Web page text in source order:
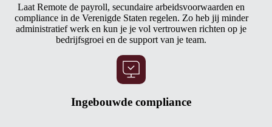
Laat Remote de payroll, secundaire arbeidsvoorwaarden en
compliance in de Verenigde Staten regelen. Zo heb jij minder
administratief werk en kun je je vol vertrouwen richten op je
bedrijfsgroei en de support van je team.
Ingebouwde compliance